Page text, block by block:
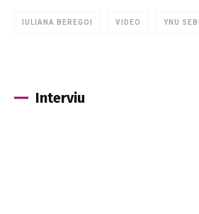
IULIANA BEREGOI VIDEO YNU SEBI
Interviu